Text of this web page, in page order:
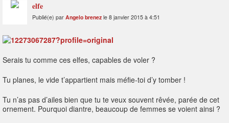
elfe
Publié(e) par Angelo brenez le 8 janvier 2015 à 4:51
Serais tu comme ces elfes, capables de voler ?
Tu planes, le vide t’appartient mais méfie-toi d’y tomber !
Tu n’as pas d’ailes bien que tu te veux souvent rêvée, parée de cet
ornement. Pourquoi diantre, beaucoup de femmes se voient ainsi ?